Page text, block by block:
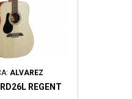
ALVAREZ
REGENT